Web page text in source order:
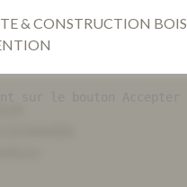
& CONSTRUCTION BOIS